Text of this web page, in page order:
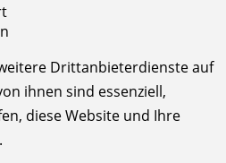
Drittanbieterdienste auf
ihnen sind essenziell,
diese Website und Ihre